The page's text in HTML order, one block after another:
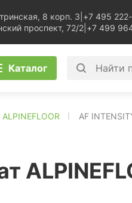
8 корп. 3 +7 495
проспект, 72/2 +7 499
Каталог
ALPINEFLOOR AF